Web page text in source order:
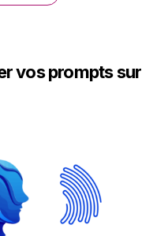
vos prompts sur